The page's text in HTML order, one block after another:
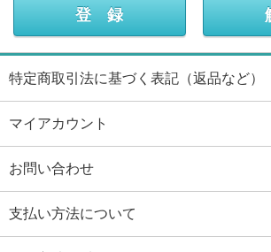
特定商取引法に基づく表記（返品など）
マイアカウント
お問い合わせ
支払い方法について